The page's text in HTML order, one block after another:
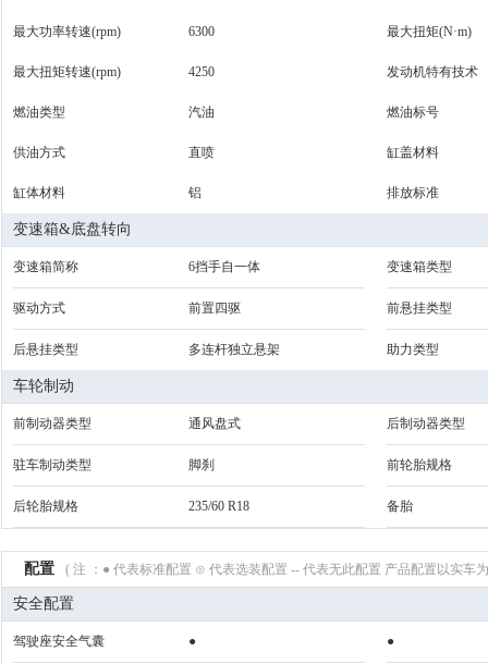
最大功率转速(rpm) 6300 最大扭矩(N·m)
最大扭矩转速(rpm) 4250 发动机特有技术
燃油类型 汽油 燃油标号
供油方式 直喷 缸盖材料
缸体材料 铝 排放标准
变速箱&底盘转向
变速箱简称 6挡手自一体 变速箱类型
驱动方式 前置四驱 前悬挂类型
后悬挂类型 多连杆独立悬架 助力类型
车轮制动
前制动器类型 通风盘式 后制动器类型
驻车制动类型 脚刹 前轮胎规格
后轮胎规格 235/60 R18 备胎
配置 ( 注 ：● 代表标准配置 ⊙ 代表选装配置 -- 代表无此配置 产品配置以实车
安全配置
驾驶座安全气囊 ● ●